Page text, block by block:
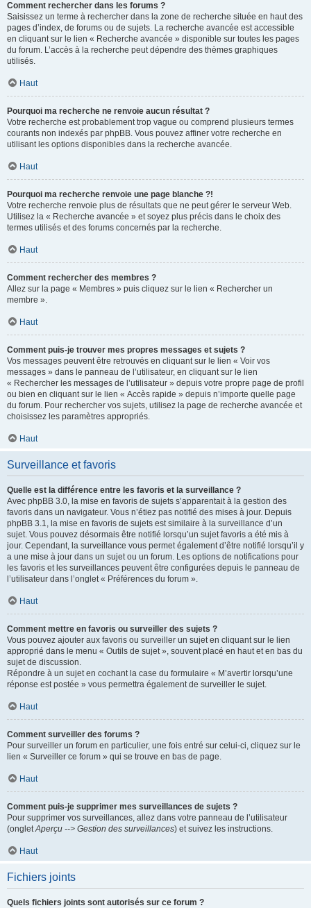
Comment rechercher dans les forums ?
Saisissez un terme à rechercher dans la zone de recherche située en haut des
pages d’index, de forums ou de sujets. La recherche avancée est accessible
en cliquant sur le lien « Recherche avancée » disponible sur toutes les pages
du forum. L’accès à la recherche peut dépendre des thèmes graphiques
utilisés.
Haut
Pourquoi ma recherche ne renvoie aucun résultat ?
Votre recherche est probablement trop vague ou comprend plusieurs termes
courants non indexés par phpBB. Vous pouvez affiner votre recherche en
utilisant les options disponibles dans la recherche avancée.
Haut
Pourquoi ma recherche renvoie une page blanche ?!
Votre recherche renvoie plus de résultats que ne peut gérer le serveur Web.
Utilisez la « Recherche avancée » et soyez plus précis dans le choix des
termes utilisés et des forums concernés par la recherche.
Haut
Comment rechercher des membres ?
Allez sur la page « Membres » puis cliquez sur le lien « Rechercher un
membre ».
Haut
Comment puis-je trouver mes propres messages et sujets ?
Vos messages peuvent être retrouvés en cliquant sur le lien « Voir vos
messages » dans le panneau de l’utilisateur, en cliquant sur le lien
« Rechercher les messages de l’utilisateur » depuis votre propre page de profil
ou bien en cliquant sur le lien « Accès rapide » depuis n’importe quelle page
du forum. Pour rechercher vos sujets, utilisez la page de recherche avancée et
choisissez les paramètres appropriés.
Haut
Surveillance et favoris
Quelle est la différence entre les favoris et la surveillance ?
Avec phpBB 3.0, la mise en favoris de sujets s’apparentait à la gestion des
favoris dans un navigateur. Vous n’étiez pas notifié des mises à jour. Depuis
phpBB 3.1, la mise en favoris de sujets est similaire à la surveillance d’un
sujet. Vous pouvez désormais être notifié lorsqu’un sujet favoris a été mis à
jour. Cependant, la surveillance vous permet également d’être notifié lorsqu’il y
a une mise à jour dans un sujet ou un forum. Les options de notifications pour
les favoris et les surveillances peuvent être configurées depuis le panneau de
l’utilisateur dans l’onglet « Préférences du forum ».
Haut
Comment mettre en favoris ou surveiller des sujets ?
Vous pouvez ajouter aux favoris ou surveiller un sujet en cliquant sur le lien
approprié dans le menu « Outils de sujet », souvent placé en haut et en bas du
sujet de discussion.
Répondre à un sujet en cochant la case du formulaire « M’avertir lorsqu’une
réponse est postée » vous permettra également de surveiller le sujet.
Haut
Comment surveiller des forums ?
Pour surveiller un forum en particulier, une fois entré sur celui-ci, cliquez sur le
lien « Surveiller ce forum » qui se trouve en bas de page.
Haut
Comment puis-je supprimer mes surveillances de sujets ?
Pour supprimer vos surveillances, allez dans votre panneau de l’utilisateur
(ongletAperçu --> Gestion des surveillances) et suivez les instructions.
Haut
Fichiers joints
Quels fichiers joints sont autorisés sur ce forum ?